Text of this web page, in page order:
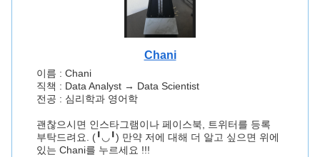
Chani
이름 : Chani
직책 : Data Analyst → Data Scientist
전공 : 심리학과 영어학
괜찮으시면 인스타그램이나 페이스북, 트위터를 등록
부탁드려요. (╹◡╹) 만약 저에 대해 더 알고 싶으면 위에
있는 Chani를 누르세요 !!!